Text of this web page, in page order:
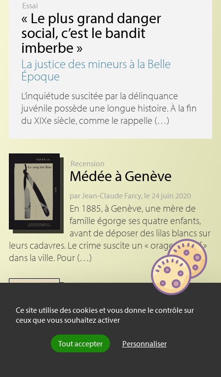
Ce site utilise des cookies et vous donne le contrôle sur
ceux que vous souhaitez activer
Tout accepter Personnaliser
Essai
« Le plus grand danger
social, c’est le bandit
imberbe »
La justice des mineurs à la Belle
Époque
L’inquiétude suscitée par la délinquance
juvénile possède une longue histoire. À la fin
du XIXe siècle, comme le rappelle (…)
Recension
Médée à Genève
parJean-Claude Farcy, le 24 juin 2020
En 1885, à Genève, une mère de
famille égorge ses quatre enfants,
avant de déposer des lilas blancs sur
leurs cadavres. Le crime suscite un « orage émotif »
dans la ville. Pour (…)
L’historienne et les
galériens
parNicolas Vidoni
Que disent les signalements de